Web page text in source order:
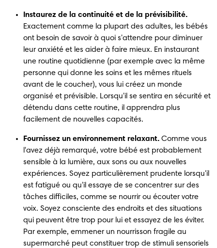
Instaurez de la continuité et de la prévisibilité.
Exactement comme la plupart des adultes, les bébés
ont besoin de savoir à quoi s'attendre pour diminuer
leur anxiété et les aider à faire mieux. En instaurant
une routine quotidienne (par exemple avec la même
personne qui donne les soins et les mêmes rituels
avant de le coucher), vous lui créez un monde
organisé et prévisible. Lorsqu'il se sentira en sécurité et
détendu dans cette routine, il apprendra plus
facilement de nouvelles capacités.
Fournissez un environnement relaxant. Comme vous
l'avez déjà remarqué, votre bébé est probablement
sensible à la lumière, aux sons ou aux nouvelles
expériences. Soyez particulièrement prudente lorsqu'il
est fatigué ou qu'il essaye de se concentrer sur des
tâches difficiles, comme se nourrir ou écouter votre
voix. Soyez consciente des endroits et des situations
qui peuvent être trop pour lui et essayez de les éviter.
Par exemple, emmener un nourrisson fragile au
supermarché peut constituer trop de stimuli sensoriels